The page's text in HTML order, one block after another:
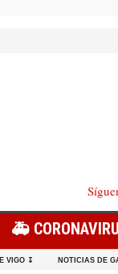
🚑
VIGO ↧ NOTICIAS DE